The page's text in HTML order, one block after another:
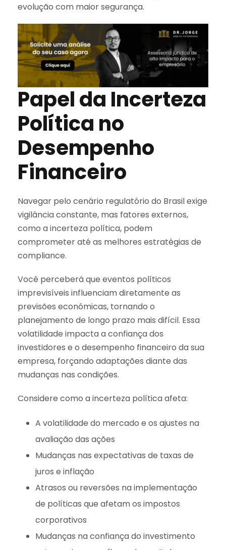
evolução com maior segurança.
Papel da Incerteza
Política no
Desempenho
Financeiro
Navegar pelo cenário regulatório do Brasil exige
vigilância constante, mas fatores externos,
como a incerteza política, podem
comprometer até as melhores estratégias de
compliance.
Você perceberá que eventos políticos
imprevisíveis influenciam diretamente as
previsões econômicas, tornando o
planejamento de longo prazo mais difícil. Essa
volatilidade impacta a confiança dos
investidores e o desempenho financeiro da sua
empresa, forçando adaptações diante das
mudanças nas condições.
Considere como a incerteza política afeta:
A volatilidade do mercado e os ajustes na
avaliação das ações
Mudanças nas expectativas de taxas de
juros e inflação
Atrasos ou reversões na implementação
de políticas que afetam os impostos
corporativos
Mudanças na confiança do investimento